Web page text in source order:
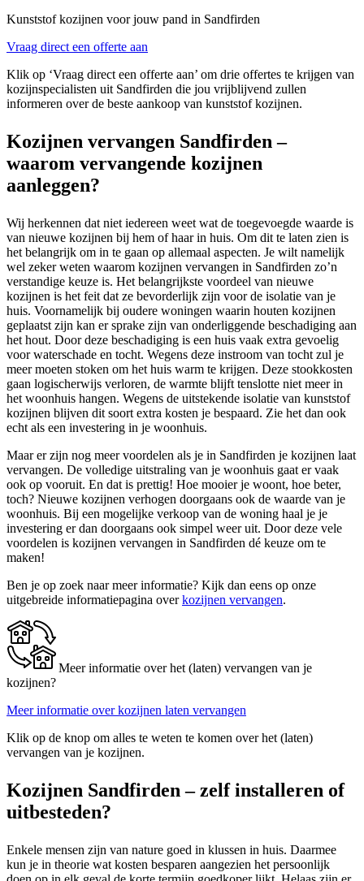
Kunststof kozijnen voor jouw pand in Sandfirden
Vraag direct een offerte aan
Klik op ‘Vraag direct een offerte aan’ om drie offertes te krijgen van
kozijnspecialisten uit Sandfirden die jou vrijblijvend zullen
informeren over de beste aankoop van kunststof kozijnen.
Kozijnen vervangen Sandfirden –
waarom vervangende kozijnen
aanleggen?
Wij herkennen dat niet iedereen weet wat de toegevoegde waarde is
van nieuwe kozijnen bij hem of haar in huis. Om dit te laten zien is
het belangrijk om in te gaan op allemaal aspecten. Je wilt namelijk
wel zeker weten waarom kozijnen vervangen in Sandfirden zo’n
verstandige keuze is. Het belangrijkste voordeel van nieuwe
kozijnen is het feit dat ze bevorderlijk zijn voor de isolatie van je
huis. Voornamelijk bij oudere woningen waarin houten kozijnen
geplaatst zijn kan er sprake zijn van onderliggende beschadiging aan
het hout. Door deze beschadiging is een huis vaak extra gevoelig
voor waterschade en tocht. Wegens deze instroom van tocht zul je
meer moeten stoken om het huis warm te krijgen. Deze stookkosten
gaan logischerwijs verloren, de warmte blijft tenslotte niet meer in
het woonhuis hangen. Wegens de uitstekende isolatie van kunststof
kozijnen blijven dit soort extra kosten je bespaard. Zie het dan ook
echt als een investering in je woonhuis.
Maar er zijn nog meer voordelen als je in Sandfirden je kozijnen laat
vervangen. De volledige uitstraling van je woonhuis gaat er vaak
ook op vooruit. En dat is prettig! Hoe mooier je woont, hoe beter,
toch? Nieuwe kozijnen verhogen doorgaans ook de waarde van je
woonhuis. Bij een mogelijke verkoop van de woning haal je je
investering er dan doorgaans ook simpel weer uit. Door deze vele
voordelen is kozijnen vervangen in Sandfirden dé keuze om te
maken!
Ben je op zoek naar meer informatie? Kijk dan eens op onze
uitgebreide informatiepagina overkozijnen vervangen.
Meer informatie over het (laten) vervangen van je
kozijnen?
Meer informatie over kozijnen laten vervangen
Klik op de knop om alles te weten te komen over het (laten)
vervangen van je kozijnen.
Kozijnen Sandfirden – zelf installeren of
uitbesteden?
Enkele mensen zijn van nature goed in klussen in huis. Daarmee
kun je in theorie wat kosten besparen aangezien het persoonlijk